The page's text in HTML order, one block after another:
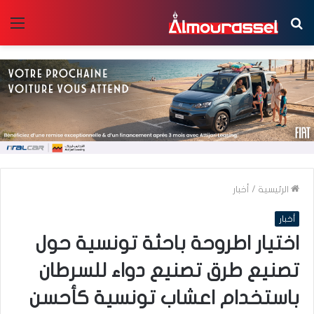
بحث
عن
الرئيسية / أخبار
أخبار
اختيار اطروحة باحثة تونسية حول
تصنيع طرق تصنيع دواء للسرطان
باستخدام اعشاب تونسية كأحسن